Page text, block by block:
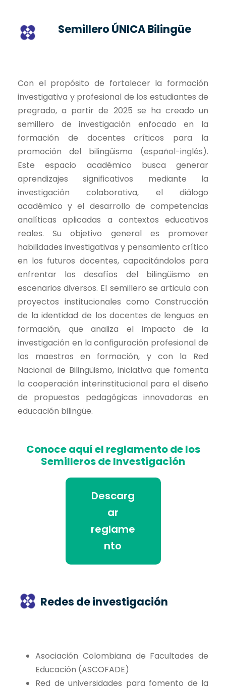
Semillero ÚNICA Bilingüe
Con el propósito de fortalecer la formación
investigativa y profesional de los estudiantes de
pregrado, a partir de 2025 se ha creado un
semillero de investigación enfocado en la
formación de docentes críticos para la
promoción del bilingüismo (español-inglés).
Este espacio académico busca generar
aprendizajes significativos mediante la
investigación colaborativa, el diálogo
académico y el desarrollo de competencias
analíticas aplicadas a contextos educativos
reales. Su objetivo general es promover
habilidades investigativas y pensamiento crítico
en los futuros docentes, capacitándolos para
enfrentar los desafíos del bilingüismo en
escenarios diversos. El semillero se articula con
proyectos institucionales como Construcción
de la identidad de los docentes de lenguas en
formación, que analiza el impacto de la
investigación en la configuración profesional de
los maestros en formación, y con la Red
Nacional de Bilingüismo, iniciativa que fomenta
la cooperación interinstitucional para el diseño
de propuestas pedagógicas innovadoras en
educación bilingüe.
Conoce aquí el reglamento de los
Semilleros de Investigación
Descarg
ar
reglame
nto
Redes de investigación
Asociación Colombiana de Facultades de
Educación (ASCOFADE)
Red de universidades para fomento de la